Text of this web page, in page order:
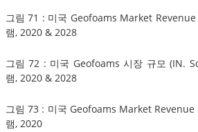
그림 71 : 미국 Geofoams Market Revenue
램, 2020 & 2028
그림 72 : 미국 Geofoams 시장 규모 (IN.
램, 2020 & 2028
그림 73 : 미국 Geofoams Market Revenue
램, 2020